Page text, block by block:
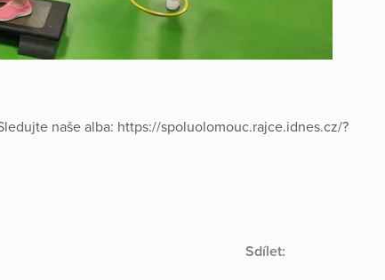
naše alba: https://spoluolomouc.rajce.idnes.cz/?
Sdílet: